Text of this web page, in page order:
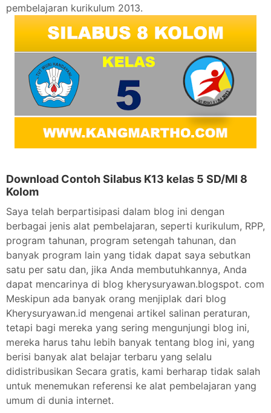
pembelajaran kurikulum 2013.
Download Contoh Silabus K13 kelas 5 SD/MI 8
Kolom
Saya telah berpartisipasi dalam blog ini dengan
berbagai jenis alat pembelajaran, seperti kurikulum, RPP,
program tahunan, program setengah tahunan, dan
banyak program lain yang tidak dapat saya sebutkan
satu per satu dan, jika Anda membutuhkannya, Anda
dapat mencarinya di blog kherysuryawan.blogspot. com
Meskipun ada banyak orang menjiplak dari blog
Kherysuryawan.id mengenai artikel salinan peraturan,
tetapi bagi mereka yang sering mengunjungi blog ini,
mereka harus tahu lebih banyak tentang blog ini, yang
berisi banyak alat belajar terbaru yang selalu
didistribusikan Secara gratis, kami berharap tidak salah
untuk menemukan referensi ke alat pembelajaran yang
umum di dunia internet.